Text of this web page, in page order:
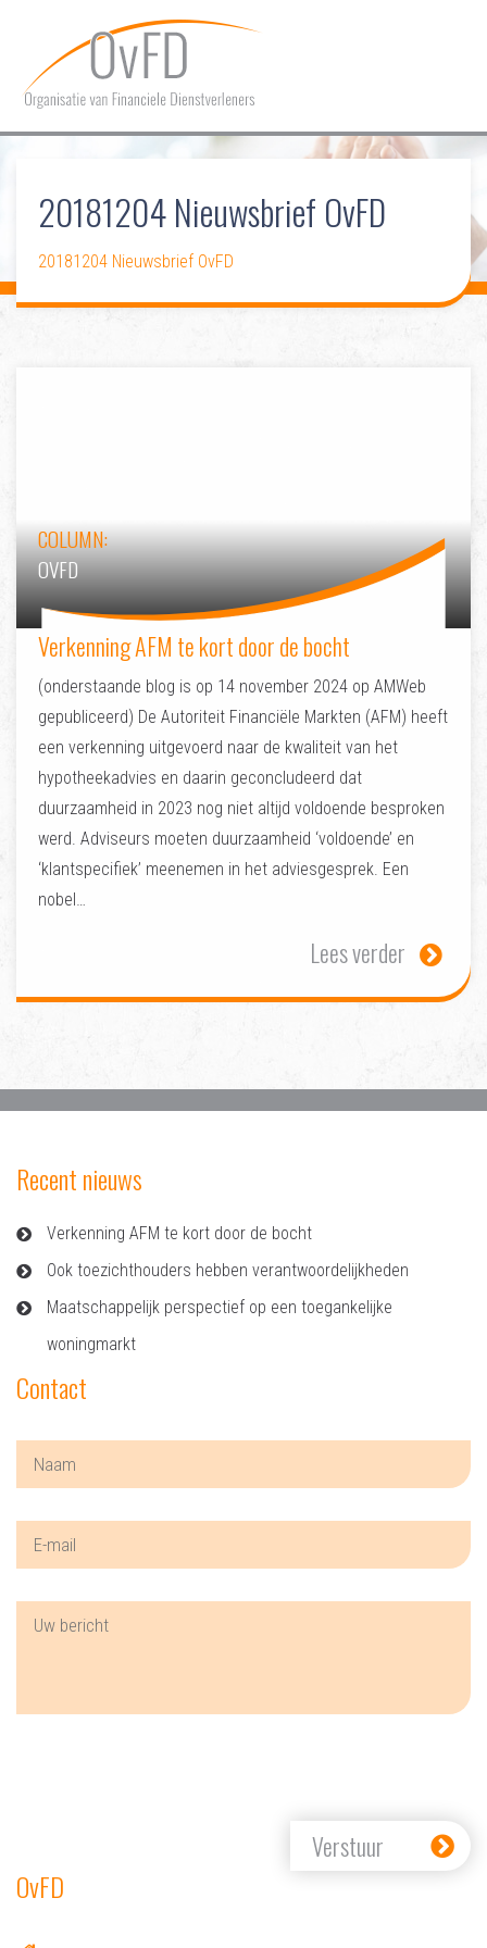
HOME
OVER OVFD
LIDMAATSCHAP
COMMUNICATIE
DOSSIERS
20181204 Nieuwsbrief OvFD
20181204 Nieuwsbrief OvFD
COLUMN:
OVFD
Verkenning AFM te kort door de bocht
(onderstaande blog is op 14 november 2024 op AMWeb
gepubliceerd) De Autoriteit Financiële Markten (AFM) heeft
een verkenning uitgevoerd naar de kwaliteit van het
hypotheekadvies en daarin geconcludeerd dat
duurzaamheid in 2023 nog niet altijd voldoende besproken
werd. Adviseurs moeten duurzaamheid ‘voldoende’ en
‘klantspecifiek’ meenemen in het adviesgesprek. Een
nobel…
Lees verder
Recent nieuws
Verkenning AFM te kort door de bocht
Ook toezichthouders hebben verantwoordelijkheden
Maatschappelijk perspectief op een toegankelijke
woningmarkt
Contact
Verstuur
OvFD